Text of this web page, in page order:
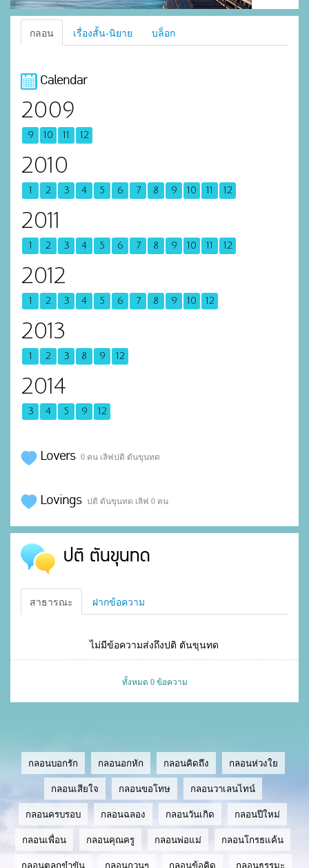
กลอน เรื่องสั้น-นิยาย บล็อก
Calendar
2009
9 10 11 12
2010
1 2 3 4 5 6 7 8 9 10 11 12
2011
1 2 3 4 5 6 7 8 9 10 11 12
2012
1 2 3 4 5 6 7 8 9 10 12
2013
1 2 3 8 9 12
2014
3 4 5 9 12
Lovers 0 คน เลิฟปติ ตันขุนทด
Lovings ปติ ตันขุนทด เลิฟ 0 คน
ปติ ตันขุนทด
สาธารณะ ฝากข้อความ
ไม่มีข้อความส่งถึงปติ ตันขุนทด
ทั้งหมด 0 ข้อความ
กลอนบอกรัก กลอนอกหัก กลอนคิดถึง กลอนห่วงใย
กลอนเสียใจ กลอนขอโทษ กลอนวาเลนไทน์
กลอนครบรอบ กลอนฉลอง กลอนวันเกิด กลอนปีใหม่
กลอนเพื่อน กลอนคุณครู กลอนพ่อแม่ กลอนโกรธแค้น
กลอนตลกขำขัน กลอนกวนๆ กลอนข้อคิด กลอนธรรมะ